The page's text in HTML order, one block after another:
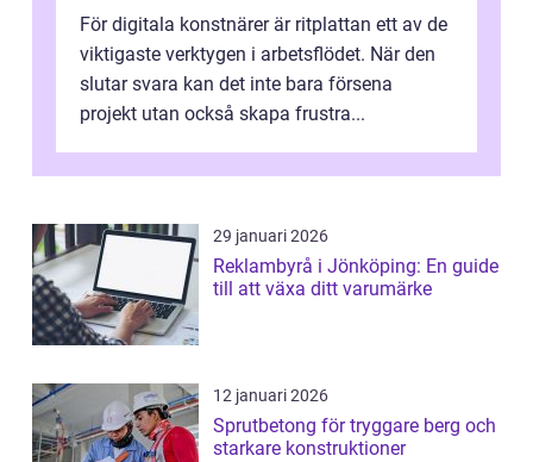
För digitala konstnärer är ritplattan ett av de
viktigaste verktygen i arbetsflödet. När den
slutar svara kan det inte bara försena
projekt utan också skapa frustra...
29 januari 2026
Reklambyrå i Jönköping: En guide
till att växa ditt varumärke
12 januari 2026
Sprutbetong för tryggare berg och
starkare konstruktioner